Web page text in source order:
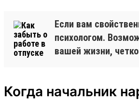
Если вам
психологом.
вашей жизни,
Когда начальник